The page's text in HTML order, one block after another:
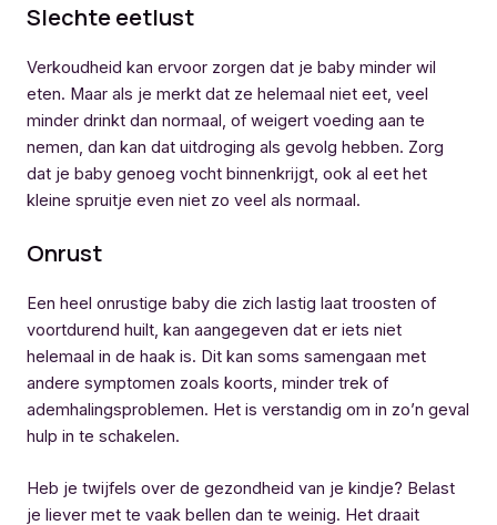
Slechte eetlust
Verkoudheid kan ervoor zorgen dat je baby minder wil
eten. Maar als je merkt dat ze helemaal niet eet, veel
minder drinkt dan normaal, of weigert voeding aan te
nemen, dan kan dat uitdroging als gevolg hebben. Zorg
dat je baby genoeg vocht binnenkrijgt, ook al eet het
kleine spruitje even niet zo veel als normaal.
Onrust
Een heel onrustige baby die zich lastig laat troosten of
voortdurend huilt, kan aangegeven dat er iets niet
helemaal in de haak is. Dit kan soms samengaan met
andere symptomen zoals koorts, minder trek of
ademhalingsproblemen. Het is verstandig om in zo’n geval
hulp in te schakelen.
Heb je twijfels over de gezondheid van je kindje? Belast
je liever met te vaak bellen dan te weinig. Het draait